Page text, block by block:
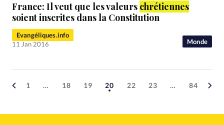
Monde
France: Il veut que les valeurs chrétiennes
soient inscrites dans la Constitution
Evangéliques.info
11 Jan 2016
1 … 18 19 20 22 23 … 84